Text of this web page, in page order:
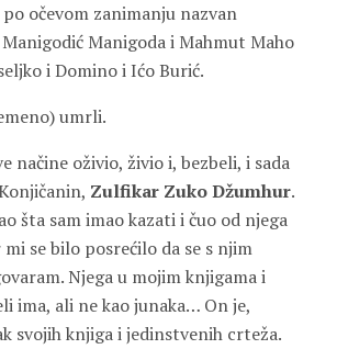
po očevom zanimanju nazvan
Manigoda i Mahmut Maho
i Domino i Ićo Burić.
umrli.
načine oživio, živio i, bezbeli, i sada
Zulfikar Zuko Džumhur.
šta sam imao kazati i čuo od njega
se bilo posrećilo da se s njim
Njega u mojim knjigama i
ima, ali ne kao junaka… On je,
svojih knjiga i jedinstvenih crteža.